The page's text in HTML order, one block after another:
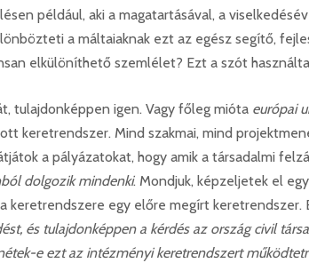
például, aki a magatartásával, a
a máltaiaknak ezt az egész segítő,
elkülöníthető szemlélet? Ezt a szót
tulajdonképpen igen. Vagy főleg mióta európai
keretrendszer. Mind szakmai, mind
a pályázatokat, hogy amik a társadalmi
dolgozik mindenki. Mondjuk, képzeljetek el
keretrendszere egy előre megírt keretrendszer.
és tulajdonképpen a kérdés az ország civil
e ezt az intézményi keretrendszert